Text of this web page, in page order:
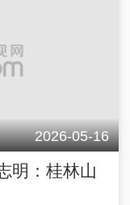
2026-05-16
明：桂林山